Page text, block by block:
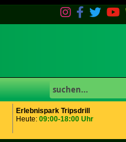
Erlebnispark Tripsdrill
Heute: 09:00-18:00 Uhr